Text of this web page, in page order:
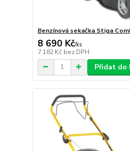
Benzínová sekačka Stiga
8 690 Kč/ks
7 182 Kč bez DPH
Přidat do